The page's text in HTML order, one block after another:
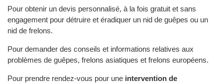
Pour obtenir un devis personnalisé, à la fois gratuit et sans
engagement pour détruire et éradiquer un nid de guêpes ou un
nid de frelons.
Pour demander des conseils et informations relatives aux
problèmes de guêpes, frelons asiatiques et frelons européens.
Pour prendre rendez-vous pour une intervention de